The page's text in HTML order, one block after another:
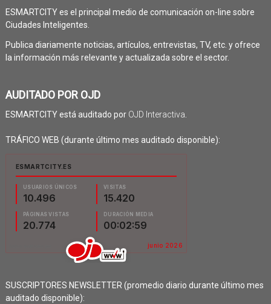
ESMARTCITY es el principal medio de comunicación on-line sobre
Ciudades Inteligentes.
Publica diariamente noticias, artículos, entrevistas, TV, etc. y ofrece
la información más relevante y actualizada sobre el sector.
AUDITADO POR OJD
ESMARTCITY está auditado por OJD Interactiva
TRÁFICO WEB (durante último mes auditado disponible):
SUSCRIPTORES NEWSLETTER (promedio diario durante último mes
auditado disponible):